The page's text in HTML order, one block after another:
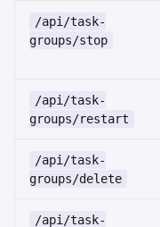
/api/task-
groups/stop
/api/task-
groups/restart
/api/task-
groups/delete
/api/task-